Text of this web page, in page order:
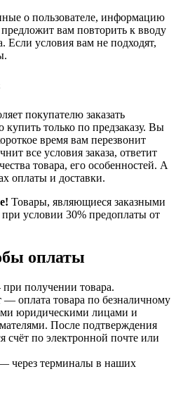
о пользователе, информацию
вам повторить к вводу
Если условия вам не подходят,
покупателю заказать
только по предзаказу. Вы
время вам перезвонит
все условия заказа, ответит
товара, его особенностей. А
оплаты и доставки.
Товары, являющиеся заказными
условии 30% предоплаты от
оплаты
получении товара.
— оплата товара по безналичному
юридическими лицами и
После подтверждения
счёт по электронной почте или
через терминалы в наших